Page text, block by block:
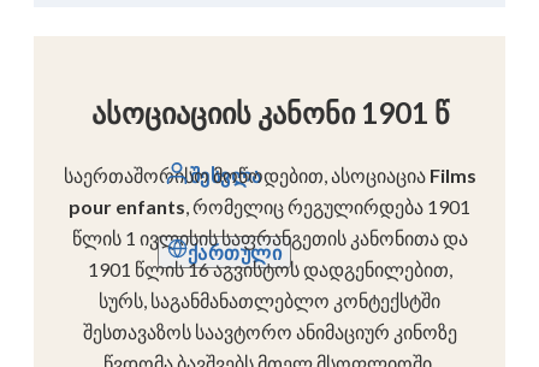
შესვლა
ქართული
ასოციაციის კანონი 1901 წ
საერთაშორისო მოწოდებით, ასოციაცია Films
pour enfants , რომელიც რეგულირდება 1901
წლის 1 ივლისის საფრანგეთის კანონითა და
1901 წლის 16 აგვისტოს დადგენილებით,
სურს, საგანმანათლებლო კონტექსტში
შესთავაზოს საავტორო ანიმაციურ კინოზე
წვდომა ბავშვებს მთელ მსოფლიოში.